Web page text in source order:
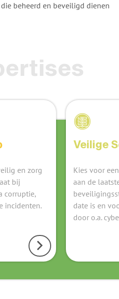
beheerd en beveiligd dienen
en zorg
bij
corruptie,
incidenten.
Veilige
Kies voor
aan de
date is en
door o.a.